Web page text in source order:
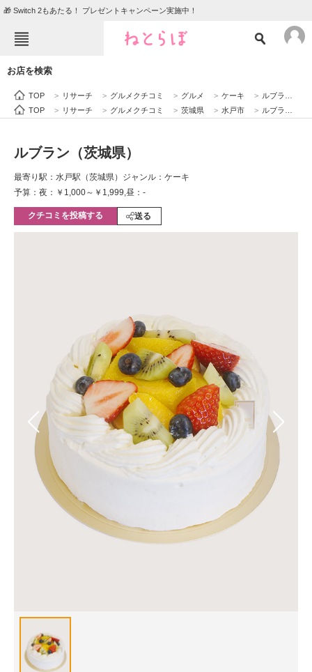
🎁 Switch 2もあたる！ プレゼントキャンペーン実施中！
エンタメ クイズ
住まい
動物
会員記事
スマホと通信の最新トレンド
進化するPCとデバイスの未来
好きが集まる 比べて選べる
ビジネスと働き方のヒント
AI活用のいまが分かる
企業ITのトレンドを詳説
経営リーダーのコミュニティ
IT製品の技術・比較・事例
製造業のIT導入・活用を支援
お店を検索
TOP > リサーチ > グルメクチコミ > グルメ > ケーキ > ルブラン（茨城県）
TOP
> リサーチ > グルメクチコミ > 茨城県 > 水戸市 > ルブラン（茨城県）
ルブラン（茨城県）
最寄り駅：水戸駅（茨城県） ジャンル：ケーキ
予算：夜：￥1,000～￥1,999,昼：-
クチコミを投稿する 送る